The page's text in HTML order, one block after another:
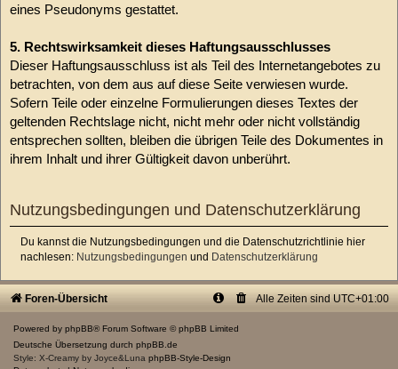
eines Pseudonyms gestattet.
5. Rechtswirksamkeit dieses Haftungsausschlusses
Dieser Haftungsausschluss ist als Teil des Internetangebotes zu
betrachten, von dem aus auf diese Seite verwiesen wurde.
Sofern Teile oder einzelne Formulierungen dieses Textes der
geltenden Rechtslage nicht, nicht mehr oder nicht vollständig
entsprechen sollten, bleiben die übrigen Teile des Dokumentes in
ihrem Inhalt und ihrer Gültigkeit davon unberührt.
Nutzungsbedingungen und Datenschutzerklärung
Du kannst die Nutzungsbedingungen und die Datenschutzrichtlinie hier
nachlesen: Nutzungsbedingungen und Datenschutzerklärung
Foren-Übersicht Alle Zeiten sind UTC+01:00
Powered by phpBB® Forum Software © phpBB Limited
Deutsche Übersetzung durch phpBB.de
Style: X-Creamy by Joyce&Luna phpBB-Style-Design